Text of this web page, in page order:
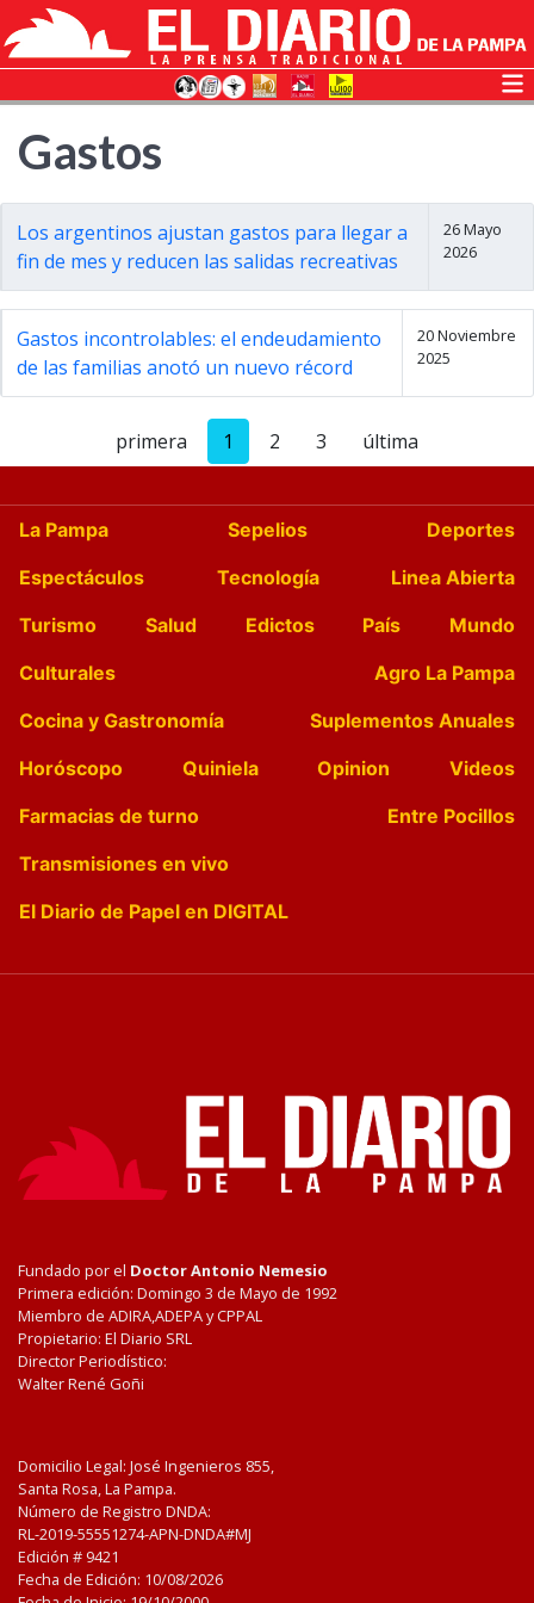
Gastos
Los argentinos ajustan gastos para llegar a
fin de mes y reducen las salidas recreativas
26 Mayo
2026
Gastos incontrolables: el endeudamiento
de las familias anotó un nuevo récord
20 Noviembre
2025
primera 1 2 3 última
La Pampa Sepelios
Deportes
Espectáculos
Tecnología
Linea Abierta
Turismo
Salud Edictos País
Mundo
Culturales
Agro La Pampa
Cocina y Gastronomía
Suplementos Anuales
Horóscopo
Quiniela Opinion
Videos
Farmacias de turno
Entre Pocillos
Transmisiones en vivo
El Diario de Papel en DIGITAL
Fundado por el Doctor Antonio Nemesio
Primera edición: Domingo 3 de Mayo de 1992
Miembro de ADIRA,ADEPA y CPPAL
Propietario: El Diario SRL
Director Periodístico:
Walter René Goñi
Domicilio Legal: José Ingenieros 855,
Santa Rosa, La Pampa.
Número de Registro DNDA:
RL-2019-55551274-APN-DNDA#MJ
Edición # 9421
Fecha de Edición: 10/08/2026